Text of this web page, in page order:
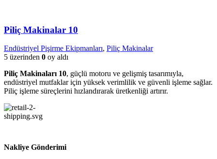
Piliç Makinalar 10
Endüstriyel Pişirme Ekipmanları, Piliç Makinalar
5 üzerinden 0 oy aldı
Piliç Makinaları 10, güçlü motoru ve gelişmiş tasarımıyla,
endüstriyel mutfaklar için yüksek verimlilik ve güvenli işleme sağlar.
Piliç işleme süreçlerini hızlandırarak üretkenliği artırır.
Nakliye Gönderimi